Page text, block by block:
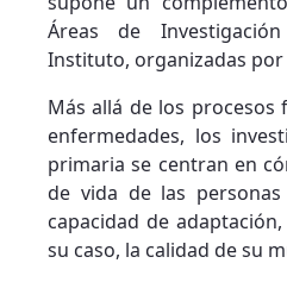
Áreas de
Instituto, organizadas
Más allá de los procesos
enfermedades, los
primaria se centran en
de vida de las
capacidad de
su caso, la calidad de su